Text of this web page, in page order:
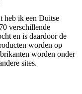
heb ik een Duitse
verschillende
en is daardoor de
worden op
worden onder
sites.